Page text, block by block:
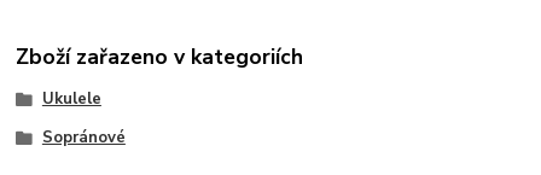
Zboží zařazeno v kategoriích
Ukulele
Sopránové